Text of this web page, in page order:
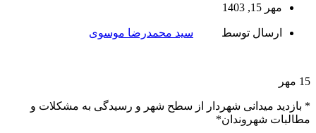
مهر 15, 1403
ارسال توسط سید محمدرضا موسوی
15 مهر
* بازدید میدانی شهردار از سطح شهر و رسیدگی به مشکلات و
مطالبات شهروندان*